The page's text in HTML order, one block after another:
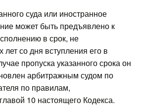
суда или иностранное
может быть предъявлено к
в срок, не
со дня вступления его в
пропуска указанного срока он
арбитражным судом по
по правилам,
10 настоящего Кодекса.